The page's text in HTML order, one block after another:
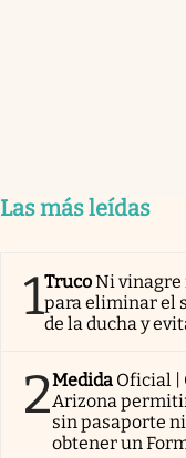
Las más leídas
1TrucoNi vinagre
para eliminar el
de la ducha y
2Medida Oficial |
Arizona
sin pasaporte
obtener un